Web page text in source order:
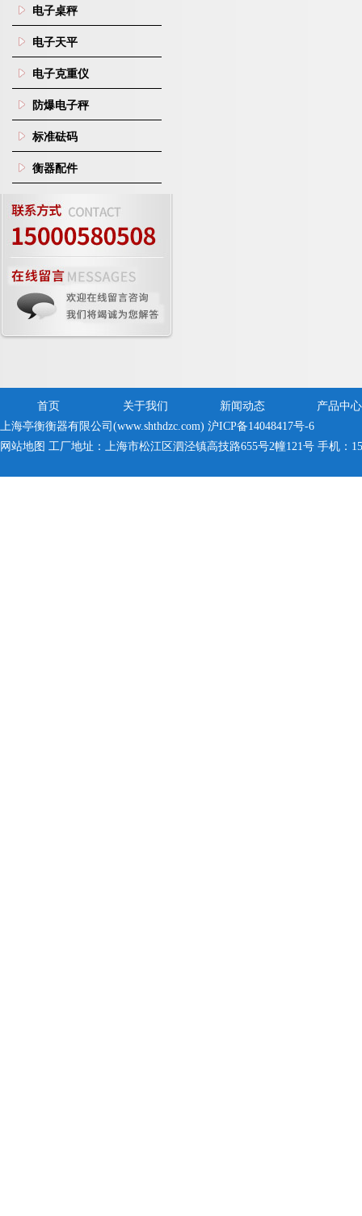
电子桌秤
电子天平
电子克重仪
防爆电子秤
标准砝码
衡器配件
首页 关于我们 新闻动态
产品中心
上海亭衡衡器有限公司(www.shthdzc.com) 沪ICP备14048417号-6
网站地图 工厂地址：上海市松江区泗泾镇高技路655号2幢121号 手机：